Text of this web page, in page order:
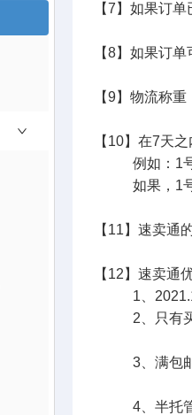
【7】如果订
【8】如果订
【9】物流称
【10】在7天
例如：1号，
如果，1号，
【11】速卖通
【12】速卖
1、
2、只有买家
3、满包邮服
4、半托管